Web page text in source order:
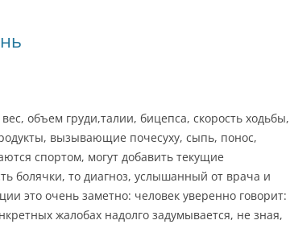
объем груди,талии, бицепса, скорость ходьбы,
вызывающие почесуху, сыпь, понос,
спортом, могут добавить текущие
болячки, то диагноз, услышанный от врача и
это очень заметно: человек уверенно говорит:
жалобах надолго задумывается, не зная,